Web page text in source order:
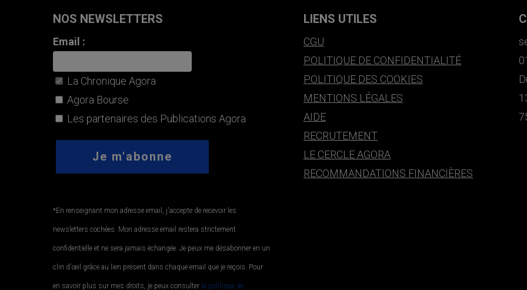
NOS NEWSLETTERS
Email :
La Chronique Agora
Agora Bourse
Les partenaires des Publications Agora
*En renseignant mon adresse email, j'accepte de recevoir les
newsletters cochées. Mon adresse email restera strictement
confidentielle et ne sera jamais échangée. Je peux me désabonner en un
clin d'œil grâce au lien présent dans chaque email que je reçois. Pour
en savoir plus sur mes droits, je peux consulter la politique de
LIENS UTILES
CGU
POLITIQUE DE CONFIDENTIALITÉ
POLITIQUE DES COOKIES
MENTIONS LÉGALES
AIDE
RECRUTEMENT
LE CERCLE AGORA
RECOMMANDATIONS FINANCIÈRES